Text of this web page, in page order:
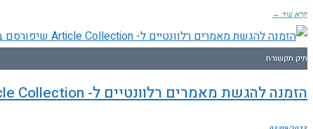
קרא עוד ←
תיק תקשורת
הזמנה להגשת מאמרים רלוונטיים ל- Article Collection שיפורסם בכתב העת All Earth